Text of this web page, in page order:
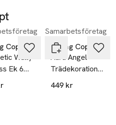
Spring Copenhagen
Wally
Ek 6
Samarbetsföretag
Spring Copenhagen
Aura Angel
Trädekoration 9
Cm Lönn
449 kr